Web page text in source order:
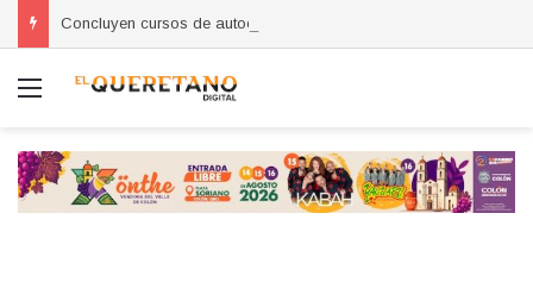
Menú